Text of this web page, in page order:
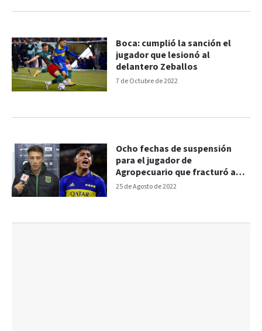
7 de Octubre de 2022
Boca: cumplió la sanción el
jugador que lesionó al
delantero Zeballos
25 de Agosto de 2022
Ocho fechas de suspensión
para el jugador de
Agropecuario que fracturó a
Zeballos